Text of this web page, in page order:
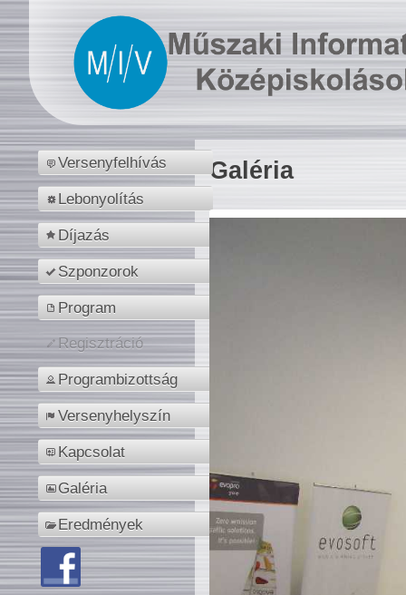
Versenyfelhívás
Lebonyolítás
Díjazás
Szponzorok
Program
Regisztráció
Programbizottság
Versenyhelyszín
Kapcsolat
Galéria
Eredmények
Galéria